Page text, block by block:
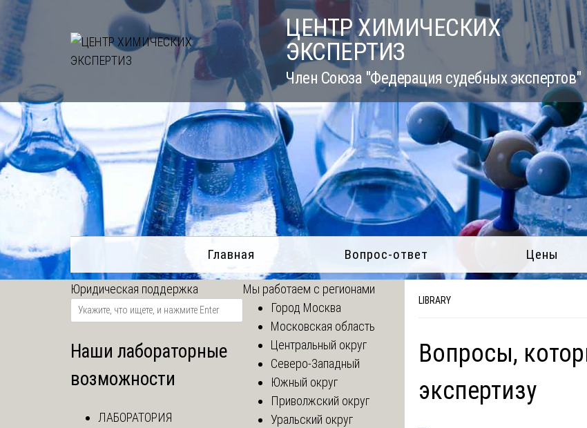
content
ЦЕНТР ХИМИЧЕСКИХ
ЭКСПЕРТИЗ
Член Союза "Федерация судебных экспертов"
Главная Вопрос-ответ Цены
LIBRARY
Вопросы,
экспертизу
Юридическая поддержка
Наши лабораторные
возможности
ЛАБОРАТОРИЯ
Мы работаем с регионами
Город Москва
Московская область
Центральный округ
Северо-Западный
Южный округ
Приволжский округ
Уральский округ